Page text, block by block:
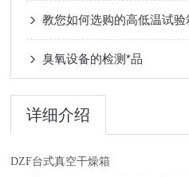
教您如何选购的高低温试验
臭氧设备的检测*品
详细介绍
DZF台式真空干燥箱